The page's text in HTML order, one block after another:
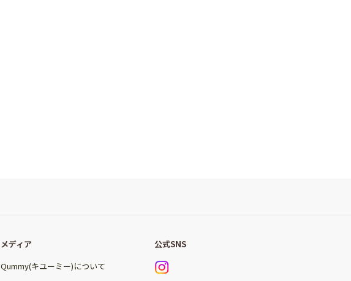
メディア
Qummy(キユーミー)について
公式SNS